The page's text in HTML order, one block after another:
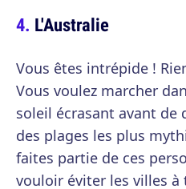
L'Australie
Vous êtes intrépide !
Vous voulez marcher
soleil écrasant avant de
des plages les plus
faites partie de ces
vouloir éviter les villes